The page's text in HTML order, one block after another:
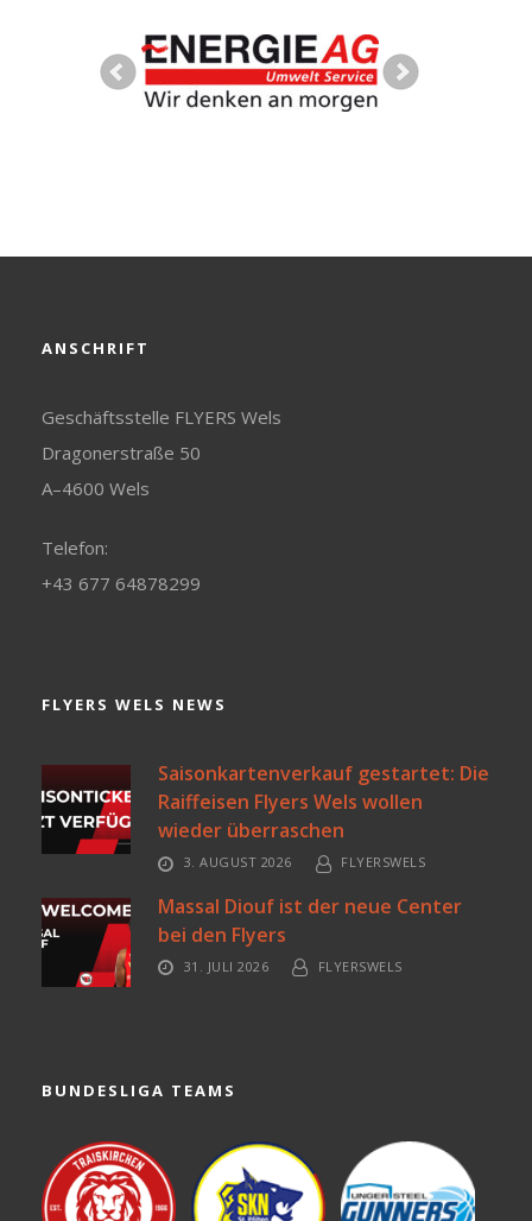
ANSCHRIFT
Geschäftsstelle FLYERS Wels
Dragonerstraße 50
A–4600 Wels
Telefon:
+43 677 64878299
FLYERS WELS NEWS
Saisonkartenverkauf gestartet: Die
Raiffeisen Flyers Wels wollen
wieder überraschen
3. AUGUST 2026 FLYERSWELS
Massal Diouf ist der neue Center
bei den Flyers
31. JULI 2026 FLYERSWELS
BUNDESLIGA TEAMS